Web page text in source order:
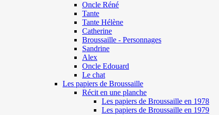
Oncle Réné
Tante
Tante Hélène
Catherine
Broussaille - Personnages
Sandrine
Alex
Oncle Edouard
Le chat
Les papiers de Broussaille
Récit en une planche
Les papiers de Broussaille en 1978
Les papiers de Broussaille en 1979